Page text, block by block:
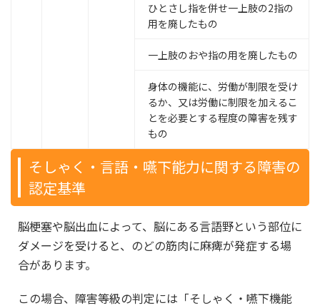
ひとさし指を併せ一上肢の2指の
用を廃したもの
一上肢のおや指の用を廃したもの
身体の機能に、労働が制限を受け
るか、又は労働に制限を加えるこ
とを必要とする程度の障害を残す
もの
そしゃく・言語・嚥下能力に関する障害の
認定基準
脳梗塞や脳出血によって、脳にある言語野という部位に
ダメージを受けると、のどの筋肉に麻痺が発症する場
合があります。
この場合、障害等級の判定には「そしゃく・嚥下機能